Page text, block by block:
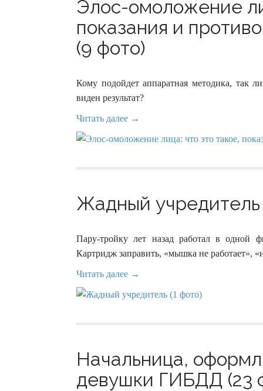
Элос-омоложение
показания и
(9 фото)
Кому подойдет аппаратная методика, так
виден результат?
Читать далее →
Жадный учредитель
Пару-тройку лет назад работал в одной
Картридж заправить, «мышка не работает»,
Читать далее →
Начальница,
девушки ГИБДД (23